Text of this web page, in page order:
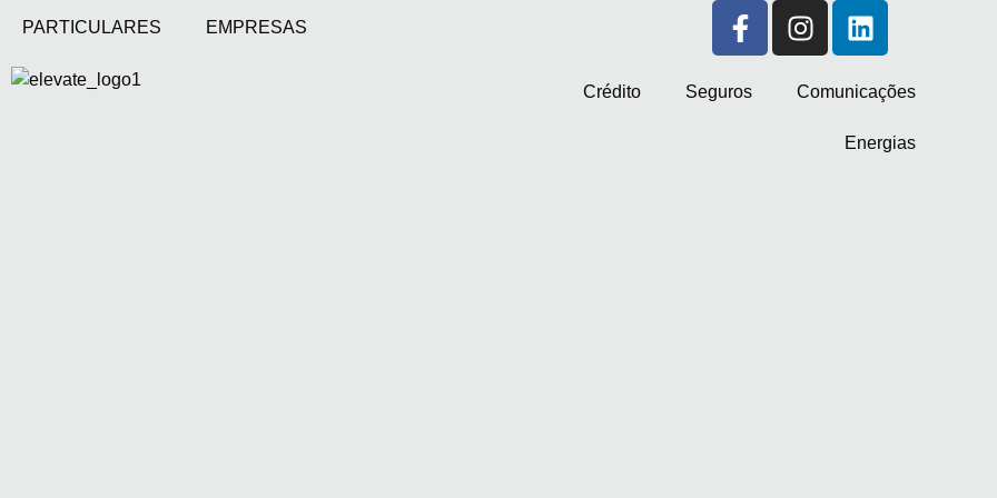
PARTICULARES EMPRESAS
Crédito Seguros Comunicações
Energias